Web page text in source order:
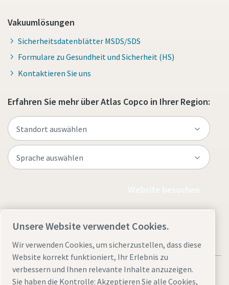
Vakuumlösungen
Sicherheitsdatenblätter MSDS/SDS
Formulare zu Gesundheit und Sicherheit (HS)
Kontaktieren Sie uns
Erfahren Sie mehr über Atlas Copco in Ihrer Region:
Unsere Website verwendet Cookies.
Wir verwenden Cookies, um sicherzustellen, dass diese
Website korrekt funktioniert, Ihr Erlebnis zu
verbessern und Ihnen relevante Inhalte anzuzeigen.
Sie haben die Kontrolle: Akzeptieren Sie alle Cookies,